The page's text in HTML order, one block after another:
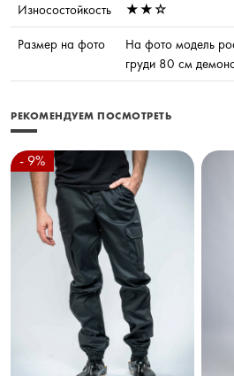
Износостойкость
★★☆
Размер на фото
На фото модель
груди 80 см
РЕКОМЕНДУЕМ ПОСМОТРЕТЬ
- 9%